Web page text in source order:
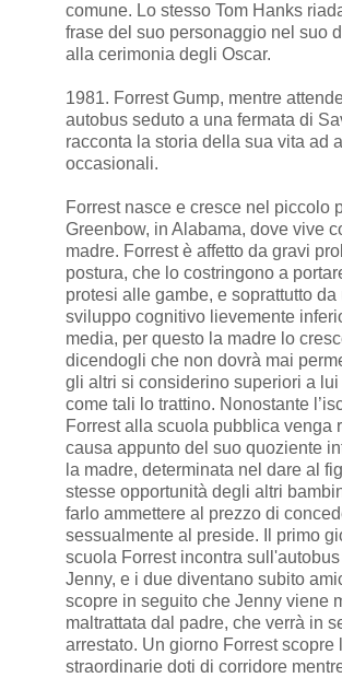
comune. Lo stesso Tom Hanks
frase del suo personaggio nel suo
alla cerimonia degli Oscar.
1981. Forrest Gump, mentre
autobus seduto a una fermata di
racconta la storia della sua vita ad
occasionali.
Forrest nasce e cresce nel piccolo
Greenbow, in Alabama, dove vive
madre. Forrest è affetto da gravi
postura, che lo costringono a
protesi alle gambe, e soprattutto da
sviluppo cognitivo lievemente
media, per questo la madre lo
dicendogli che non dovrà mai
gli altri si considerino superiori a lui
come tali lo trattino. Nonostante
Forrest alla scuola pubblica venga
causa appunto del suo quoziente
la madre, determinata nel dare al
stesse opportunità degli altri
farlo ammettere al prezzo di
sessualmente al preside. Il primo
scuola Forrest incontra
Jenny, e i due diventano subito
scopre in seguito che Jenny viene
maltrattata dal padre, che verrà in
arrestato. Un giorno Forrest scopre
straordinarie doti di corridore